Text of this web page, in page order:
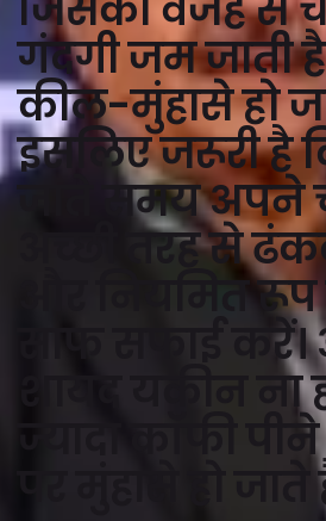
गंदगी जम जाती
कील-मुंहासे हो
इसलिए जरूरी है
जाते समय अपने
अच्छी तरह से
और नियमित
साफ सफाई करें।
शायद यकीन ना
ज्यादा कॉफी
पर मुंहासे हो जाते